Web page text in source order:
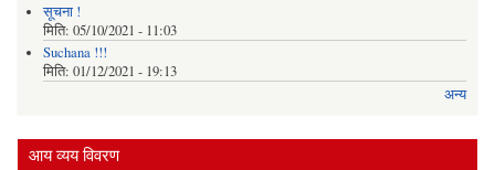
सूचना !
मिति: 05/10/2021 - 11:03
Suchana !!!
मिति: 01/12/2021 - 19:13
अन्य
आय व्यय विवरण